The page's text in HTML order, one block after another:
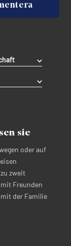
sie
oder auf
zweit
Freunden
der Familie